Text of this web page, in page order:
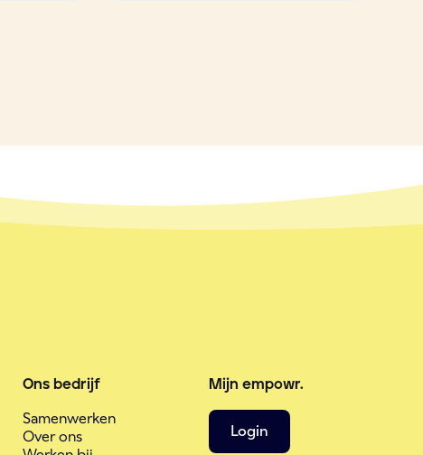
Ons bedrijf
Samenwerken
Over ons
Mijn empowr.
Login